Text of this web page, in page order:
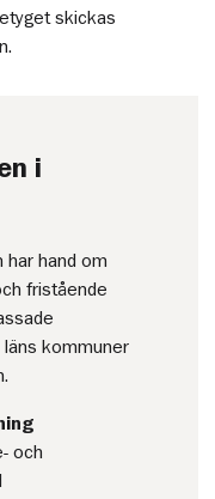
skickas
i
har hand om
fristående
kommuner
och